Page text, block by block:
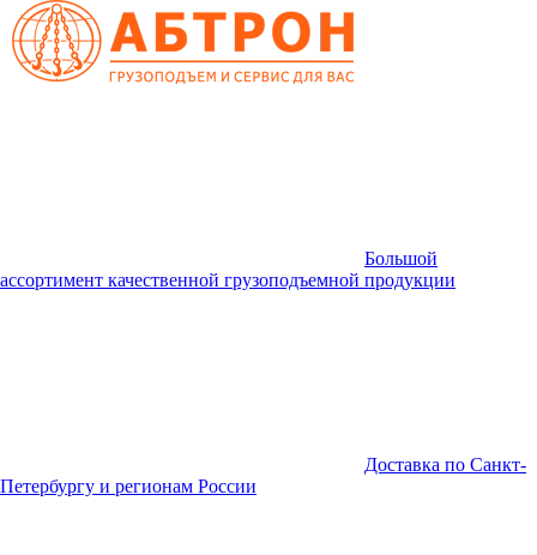
Большой
ассортимент качественной грузоподъемной продукции
Доставка по Санкт-
Петербургу и регионам России